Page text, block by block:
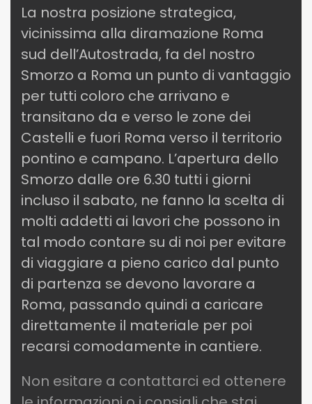
La nostra posizione strategica,
vicinissima alla diramazione Roma
sud dell’Autostrada, fa del nostro
Smorzo a Roma un punto di vantaggio
per tutti coloro che arrivano e
transitano da e verso le zone dei
Castelli e fuori Roma verso il territorio
pontino e campano. L’apertura dello
Smorzo dalle ore 6.30 tutti i giorni
incluso il sabato, ne fanno la scelta di
molti addetti ai lavori che possono in
tal modo contare su di noi per evitare
di viaggiare a pieno carico dal punto
di partenza se devono lavorare a
Roma, passando quindi a caricare
direttamente il materiale per poi
recarsi comodamente in cantiere.
Non esitare a contattarci ed ottenere